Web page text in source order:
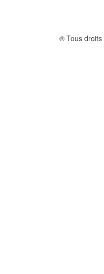
® Tous droits